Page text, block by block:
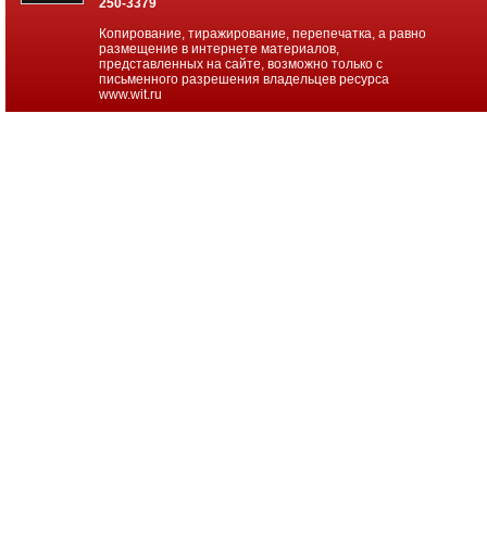
250-3379
Копирование, тиражирование, перепечатка, а равно
размещение в интернете материалов,
представленных на сайте, возможно только с
письменного разрешения владельцев ресурса
www.wit.ru